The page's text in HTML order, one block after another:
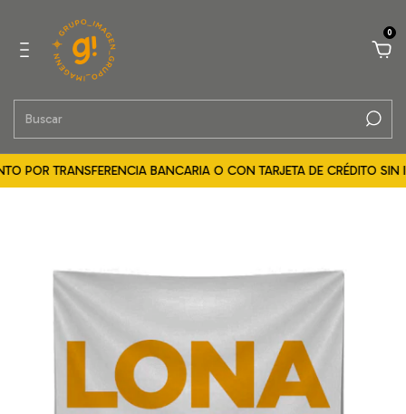
0
TRANSFERENCIA BANCARIA O CON TARJETA DE CRÉDITO SIN